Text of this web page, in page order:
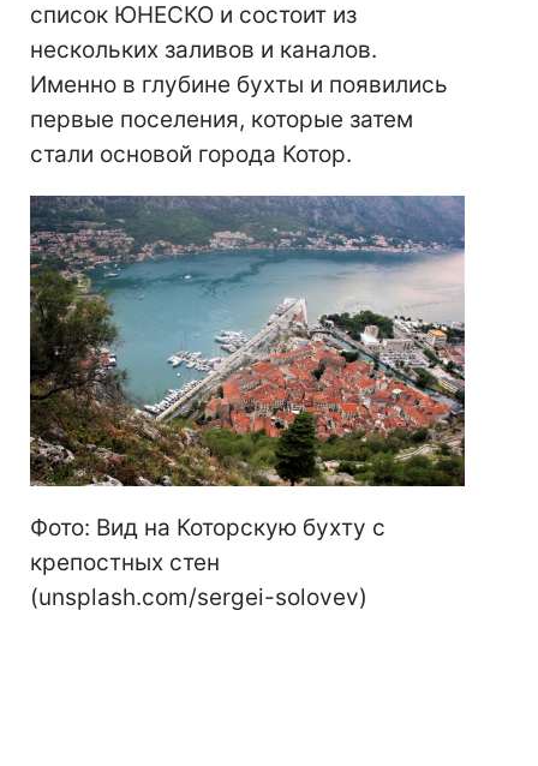
список ЮНЕСКО и состоит из
нескольких заливов и каналов.
Именно в глубине бухты и появились
первые поселения, которые затем
стали основой города Котор.
Фото: Вид на Которскую бухту с
крепостных стен
(unsplash.com/sergei-solovev)